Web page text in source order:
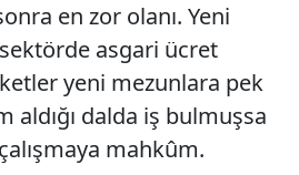
en zor olanı. Yeni
asgari ücret
yeni mezunlara pek
dalda iş bulmuşsa
mahkûm.